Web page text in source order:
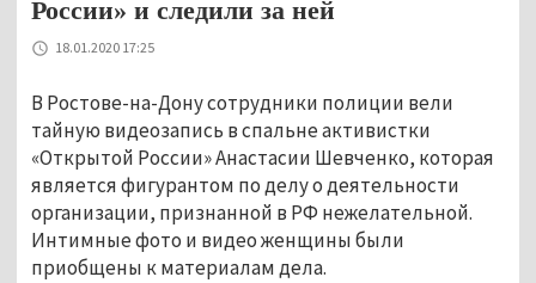
России» и следили за ней
18.01.2020 17:25
В Ростове-на-Дону сотрудники полиции вели
тайную видеозапись в спальне активистки
«Открытой России» Анастасии Шевченко, которая
является фигурантом по делу о деятельности
организации, признанной в РФ нежелательной.
Интимные фото и видео женщины были
приобщены к материалам дела.